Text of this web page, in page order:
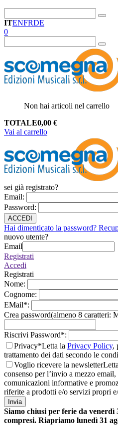
ITENFRDE
0
Non hai articoli nel carrello
TOTALE0,00 €
Vai al carrello
sei già registrato?
Email:
Password:
ACCEDI
Hai dimenticato la password?
nuovo utente?
Email
Registrati
Accedi
Registrati
Nome:
Cognome:
EMail*:
Crea password(almeno 8 caratteri:
Riscrivi Password*:
Privacy*Letta la Privacy Policy,
trattamento dei dati secondo le
Voglio ricevere la newsletter
consenso per l’invio a mezzo
comunicazioni informative e
riferite a prodotti e/o servizi propri
Invia
Siamo chiusi per ferie da venerdì
compresi. Riapriamo lunedì 31